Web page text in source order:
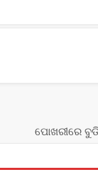
ପୋଖରୀରେ ବୁଡି